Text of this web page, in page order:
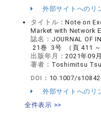
外部サイトへのリ
タイトル：Note on
Market with Network
誌名： JOURNAL OF
21巻 3号 （頁 411 ～
出版年月：2021年09月
著者： Toshimitsu
DOI： 10.1007/
外部サイトへのリ
全件表示 >>